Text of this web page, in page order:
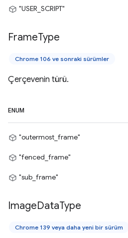
"USER_SCRIPT"
FrameType
Chrome 106 ve sonraki sürümler
Çerçevenin türü.
ENUM
"outermost_frame"
"fenced_frame"
"sub_frame"
ImageDataType
Chrome 139 veya daha yeni bir sürüm